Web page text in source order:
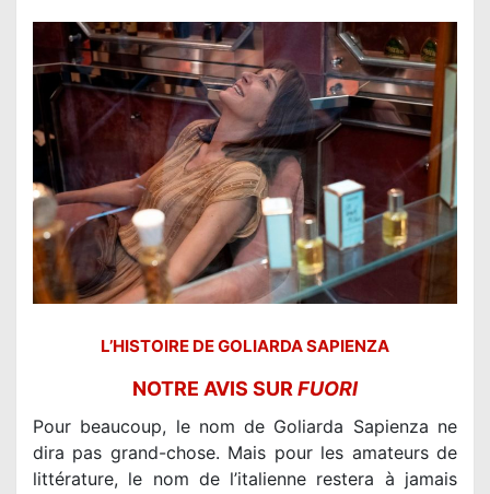
L’HISTOIRE DE GOLIARDA SAPIENZA
NOTRE AVIS SUR FUORI
Pour beaucoup, le nom de Goliarda Sapienza ne
dira pas grand-chose. Mais pour les amateurs de
littérature, le nom de l’italienne restera à jamais